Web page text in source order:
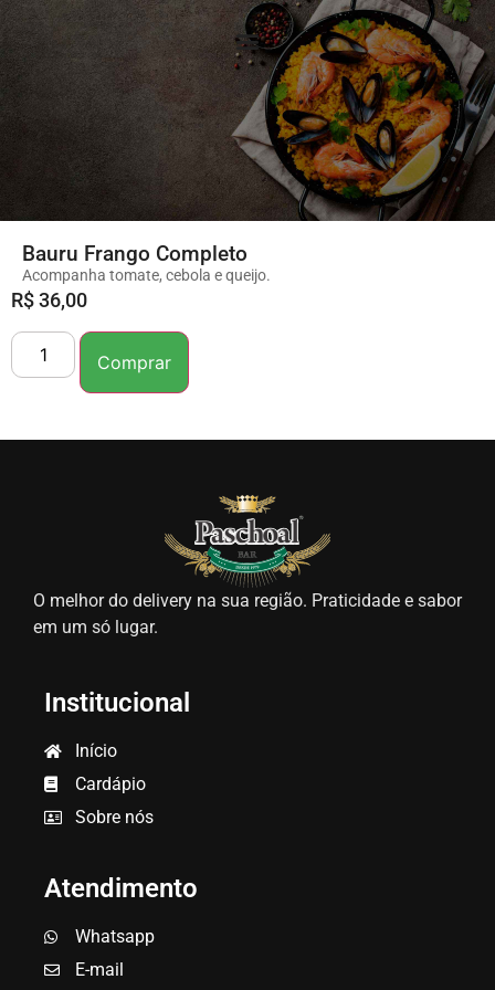
Bauru Frango Completo
Acompanha tomate, cebola e queijo.
R$ 36,00
Comprar
O melhor do delivery na sua região. Praticidade e sabor
em um só lugar.
Institucional
Início
Cardápio
Sobre nós
Atendimento
Whatsapp
E-mail